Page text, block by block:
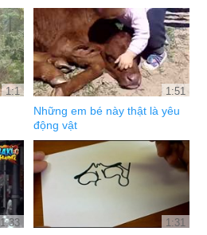
1:1 1:51
Những em bé này thật là yêu
động vật
1:33 1:31